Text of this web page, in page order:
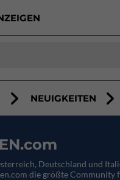
NEUIGKEITEN
Deutschland und
die größte Community